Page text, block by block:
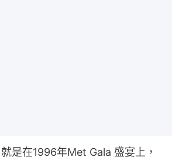
是在1996年Met Gala 盛宴上，